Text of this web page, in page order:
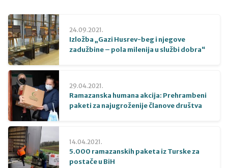
24.09.2021.
Izložba „Gazi Husrev-beg i njegove
zadužbine – pola milenija u službi dobra“
29.04.2021.
Ramazanska humana akcija: Prehrambeni
paketi za najugroženije članove društva
14.04.2021.
5.000 ramazanskih paketa iz Turske za
postače u BiH